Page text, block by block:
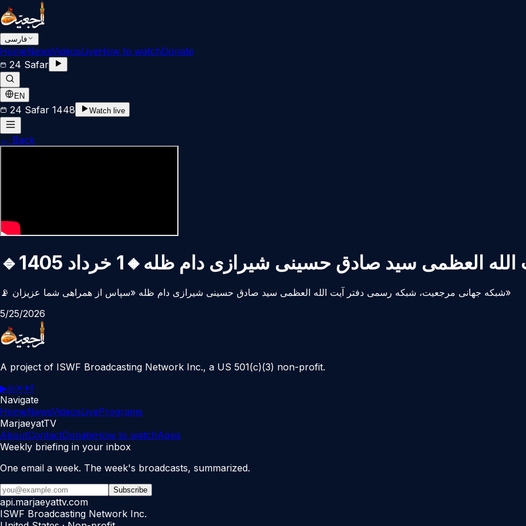
فارسی
HomeNewsVideosLiveHow to watchDonate
24 Safar
EN
24 Safar 1448 Watch live
← Back
📡 شبکه جهانی مرجعيت، شبكه رسمى دفتر آيت الله العظمى سيد صادق حسينى شيرازى دام ظله «سپاس از همراهی شما عزیزان»
5/25/2026
A project of ISWF Broadcasting Network Inc., a US 501(c)(3) non-profit.
▶◎✕✈f
Navigate
HomeNewsVideosLivePrograms
MarjaeyatTV
AboutContactDonateHow to watchApps
Weekly briefing in your inbox
One email a week. The week's broadcasts, summarized.
Subscribe
api.marjaeyattv.com
ISWF Broadcasting Network Inc.